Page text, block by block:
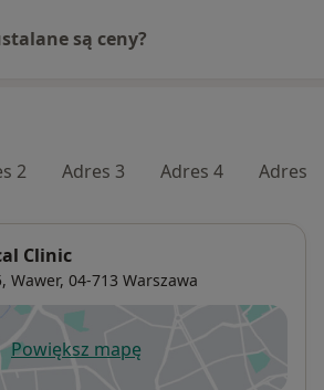
życia, zdrowia i komfortu kobiet
są ceny?
2 Adres 3 Adres 4 Adres 5
Clinic
Wawer, 04-713 Warszawa
Powiększ mapęotwiera się w nowej karcie